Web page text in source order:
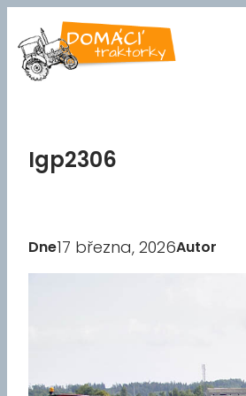
Přeskočit
na
obsah
Igp2306
Dne17 března, 2026Autor